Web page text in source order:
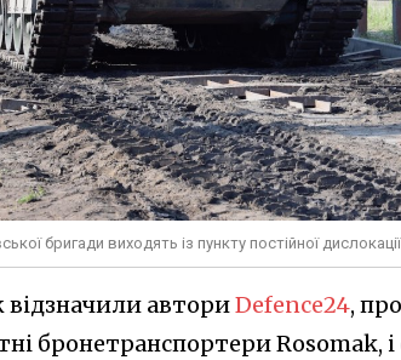
бригади виходять із пункту постійної
відзначили авториDefence24,
бронетранспортери Rosomak,